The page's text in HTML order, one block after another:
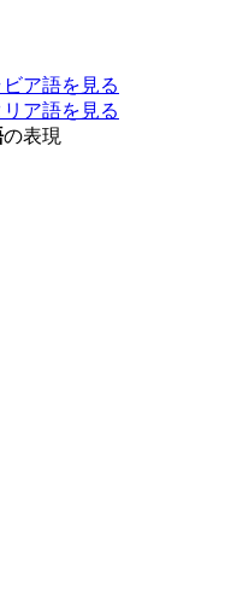
ア語を見る
ア語を見る
の表現